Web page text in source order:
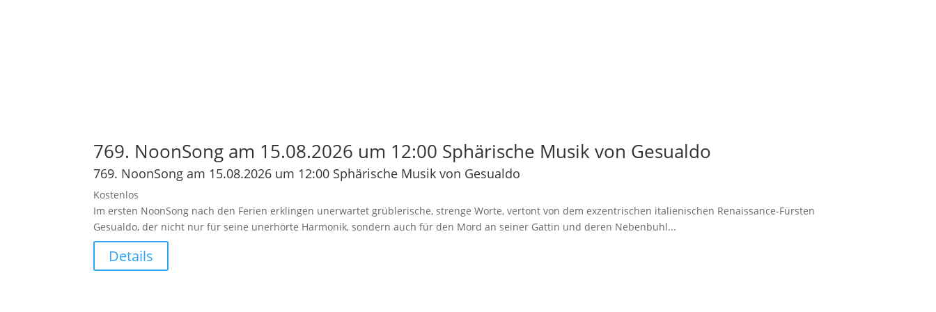
769. NoonSong am 15.08.2026 um 12:00 Sphärische Musik von Gesualdo
769. NoonSong am 15.08.2026 um 12:00 Sphärische Musik von Gesualdo
Kostenlos
Im ersten NoonSong nach den Ferien erklingen unerwartet grüblerische, strenge Worte, vertont von dem exzentrischen italienischen Renaissance-Fürsten
Gesualdo, der nicht nur für seine unerhörte Harmonik, sondern auch für den Mord an seiner Gattin und deren Nebenbuhl...
Details